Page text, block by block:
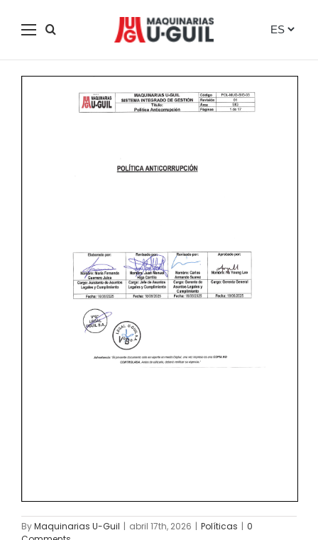
content
Política Anticorrupción
ByMaquinarias U-Guil | abril 17th, 2026 | Políticas | 0